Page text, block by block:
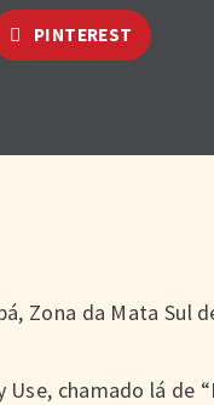
PINTEREST
Zona da Mata Sul
chamado lá de